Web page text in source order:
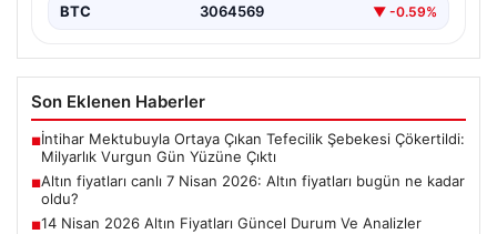
BTC 3064569 ▼ -0.59%
Son Eklenen Haberler
■İntihar Mektubuyla Ortaya Çıkan Tefecilik Şebekesi Çökertildi:
Milyarlık Vurgun Gün Yüzüne Çıktı
■Altın fiyatları canlı 7 Nisan 2026: Altın fiyatları bugün ne kadar
oldu?
■14 Nisan 2026 Altın Fiyatları Güncel Durum Ve Analizler